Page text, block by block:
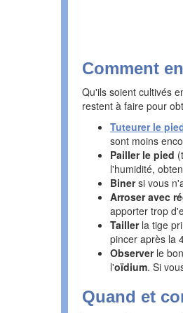
Comment
Qu'ils soient cultivés
restent à faire pour
Tuteurer le
sont moins
Pailler le pied
l'humidité,
Binersi vous
Arroser avec
apporter trop
Tailler la tige
pincer après la
Observer le
l'oïdium. Si
Quand et